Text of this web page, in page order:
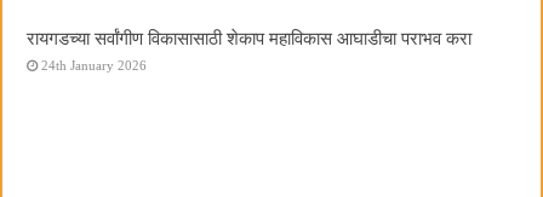
रायगडच्या सर्वांगीण विकासासाठी शेकाप महाविकास आघाडीचा पराभव करा
24th January 2026